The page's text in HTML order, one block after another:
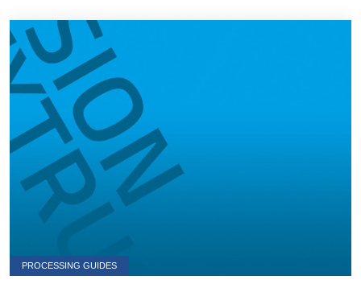
PROCESSING GUIDES